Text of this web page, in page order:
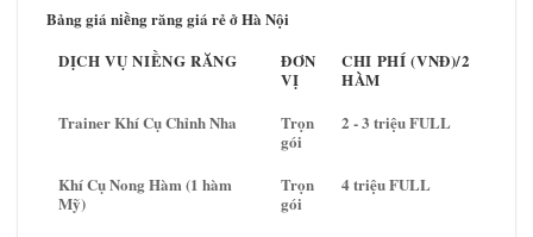
Bảng giá niềng răng giá rẻ ở Hà Nội
DỊCH VỤ NIỀNG RĂNG
ĐƠN
VỊ
CHI PHÍ (VNĐ)/2
HÀM
Trainer Khí Cụ Chỉnh Nha
Trọn
gói
2 - 3 triệu FULL
Khí Cụ Nong Hàm (1 hàm
Mỹ)
Trọn
gói
4 triệu FULL